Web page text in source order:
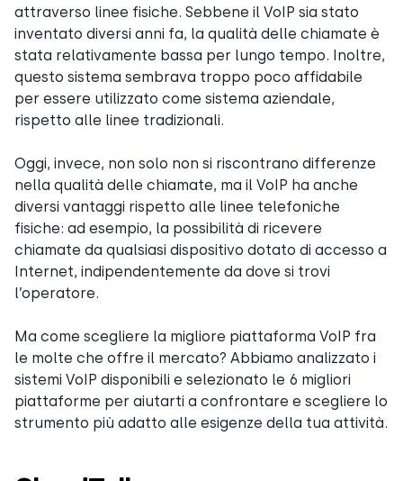
attraverso linee fisiche. Sebbene il VoIP sia stato
inventato diversi anni fa, la qualità delle chiamate è
stata relativamente bassa per lungo tempo. Inoltre,
questo sistema sembrava troppo poco affidabile
per essere utilizzato come sistema aziendale,
rispetto alle linee tradizionali.
Oggi, invece, non solo non si riscontrano differenze
nella qualità delle chiamate, ma il VoIP ha anche
diversi vantaggi rispetto alle linee telefoniche
fisiche: ad esempio, la possibilità di ricevere
chiamate da qualsiasi dispositivo dotato di accesso a
Internet, indipendentemente da dove si trovi
l’operatore.
Ma come scegliere la migliore piattaforma VoIP fra
le molte che offre il mercato? Abbiamo analizzato i
sistemi VoIP disponibili e selezionato le 6 migliori
piattaforme per aiutarti a confrontare e scegliere lo
strumento più adatto alle esigenze della tua attività.